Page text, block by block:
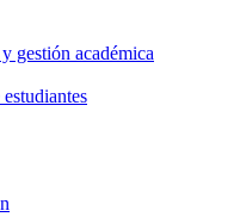
gestión académica